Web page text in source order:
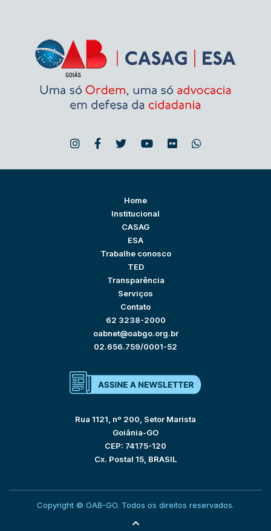
Home
Institucional
CASAG
ESA
Trabalhe conosco
TED
Transparência
Serviços
Contato
62 3238-2000
oabnet@oabgo.org.br
02.656.759/0001-52
Rua 1121, nº 200, Setor Marista
Goiânia-GO
CEP: 74175-120
Cx. Postal 15, BRASIL
Copyright © OAB-GO. Todos os direitos reservados.